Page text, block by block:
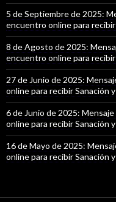
5 de Septiembre de 2025:
encuentro online para
8 de Agosto de 2025:
encuentro online para
27 de Junio de 2025:
online para recibir Sanación
6 de Junio de 2025:
online para recibir Sanación
16 de Mayo de 2025:
online para recibir Sanación